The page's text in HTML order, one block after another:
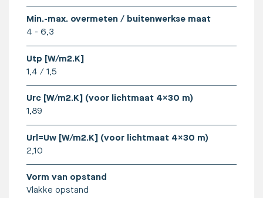
Meer info vind je hier
Min.-max. overmeten / buitenwerkse maat
4 - 6,3
Utp [W/m2.K]
1,4 / 1,5
Urc [W/m2.K] (voor lichtmaat 4x30 m)
1,89
Url=Uw [W/m2.K] (voor lichtmaat 4x30 m)
2,10
Vorm van opstand
Vlakke opstand